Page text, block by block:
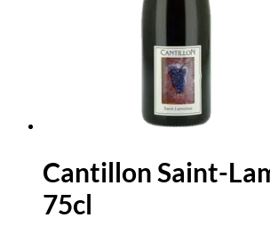
Cantillon Saint-
75cl